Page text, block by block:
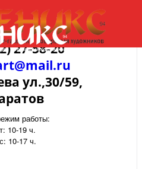
27-58-20
ул.,30/59,
работы:
10-19 ч.
10-17 ч.